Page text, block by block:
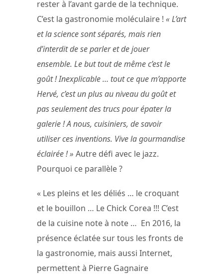
rester à l’avant garde de la technique.
C’est la gastronomie moléculaire ! « L’art
et la science sont séparés, mais rien
d’interdit de se parler et de jouer
ensemble. Le but tout de même c’est le
goût ! Inexplicable … tout ce que m’apporte
Hervé, c’est un plus au niveau du goût et
pas seulement des trucs pour épater la
galerie ! A nous, cuisiniers, de savoir
utiliser ces inventions. Vive la gourmandise
éclairée ! » Autre défi avec le jazz.
Pourquoi ce parallèle ?
« Les pleins et les déliés … le croquant
et le bouillon … Le Chick Corea !!! C’est
de la cuisine note à note … En 2016, la
présence éclatée sur tous les fronts de
la gastronomie, mais aussi Internet,
permettent à Pierre Gagnaire